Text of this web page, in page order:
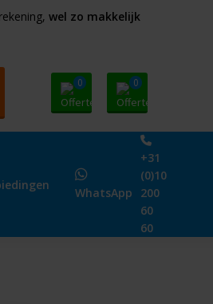
wel zo makkelijk
0 0
WhatsApp
+31
(0)10
200
60
60